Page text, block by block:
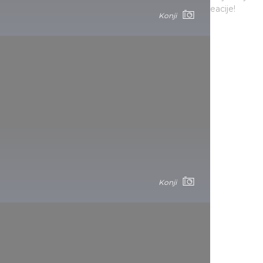
Konji
otvara se svet kros kantri jahanja i jahanja radi rekreacije!
Konji